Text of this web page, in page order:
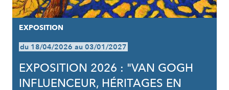
EXPOSITION
du 18/04/2026 au 03/01/2027
EXPOSITION 2026 : "VAN GOGH
INFLUENCEUR, HÉRITAGES EN